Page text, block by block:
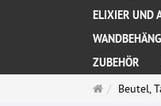
ELIXIER UND
ZUBEHÖR
Startseite
Beutel,